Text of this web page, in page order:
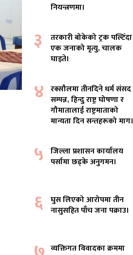
नियन्त्रणमा।
३
तरकारी बोकेको ट्रक पल्टिँदा
एक जनाको मृत्यु, चालक
घाइते।
४ रक्सौलमा तीनदिने धर्म संसद
सम्पन्न, हिन्दु राष्ट्र घोषणा र
गौमातालाई राष्ट्रमाताको
मान्यता दिन सन्तहरूको माग।
५ जिल्ला प्रशासन कार्यालय
पर्सामा छड्के अनुगमन।
६ घुस लिएको आरोपमा तीन
नासुसहित पाँच जना पक्राउ।
व्यक्तिगत विवादका क्रममा